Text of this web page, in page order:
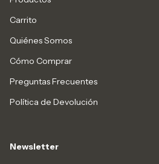
Carrito
Quiénes Somos
Cómo Comprar
Preguntas Frecuentes
Política de Devolución
Newsletter